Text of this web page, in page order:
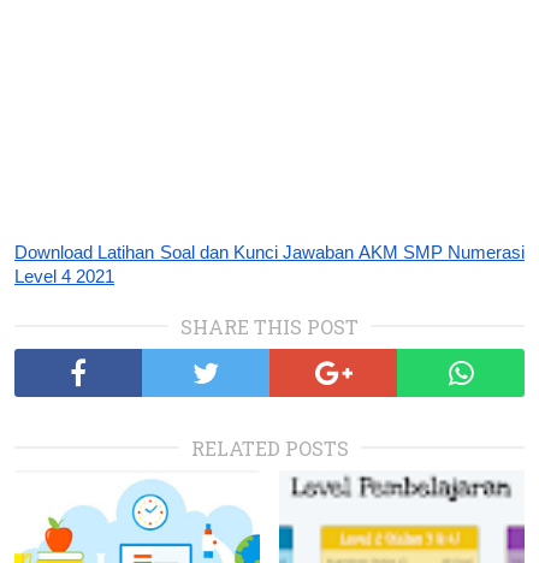
Download Latihan Soal dan Kunci Jawaban AKM SMP Numerasi
Level 4 2021
SHARE THIS POST
RELATED POSTS